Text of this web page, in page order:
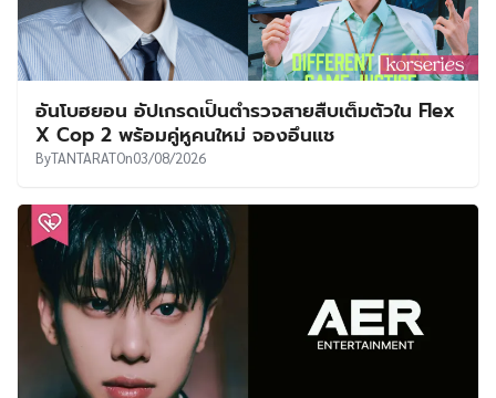
อันโบฮยอน อัปเกรดเป็นตำรวจสายสืบเต็มตัวใน Flex
X Cop 2 พร้อมคู่หูคนใหม่ จองอึนแช
ByTANTARATOn03/08/2026